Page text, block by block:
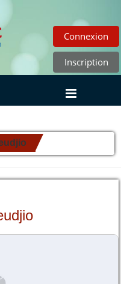
Connexion
Inscription